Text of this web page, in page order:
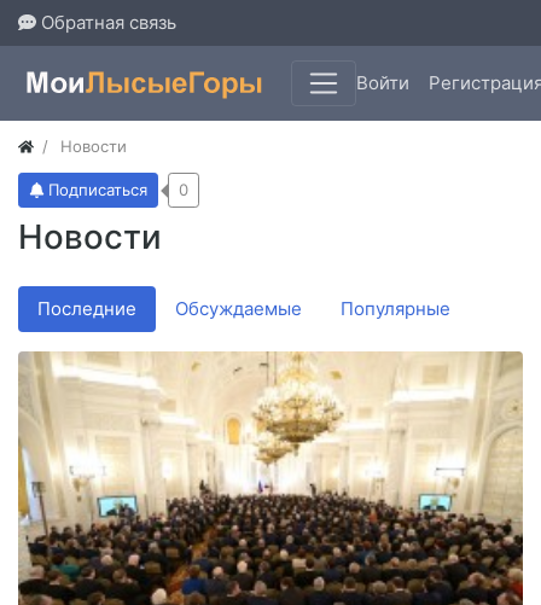
Обратная связь
Войти
Новости
Новости
Подписаться 0
Последние Обсуждаемые Популярные